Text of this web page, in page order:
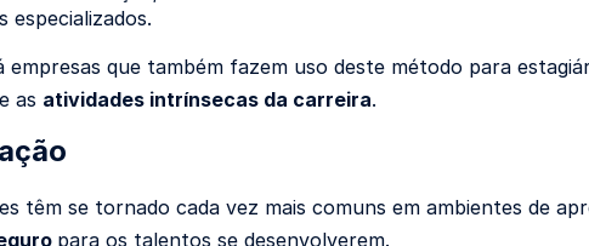
especializados.
empresas que também fazem uso deste método para
as atividades intrínsecas da carreira.
têm se tornado cada vez mais comuns em ambientes de
para os talentos se desenvolverem.